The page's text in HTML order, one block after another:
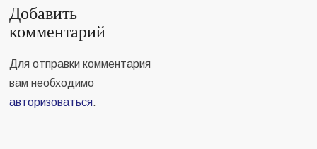
Добавить
комментарий
Для отправки комментария
вам необходимо
авторизоваться.